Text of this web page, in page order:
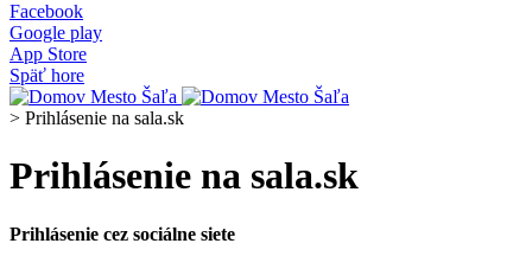
Facebook
Google play
App Store
Späť hore
> Prihlásenie na sala.sk
Prihlásenie na sala.sk
Prihlásenie cez sociálne siete